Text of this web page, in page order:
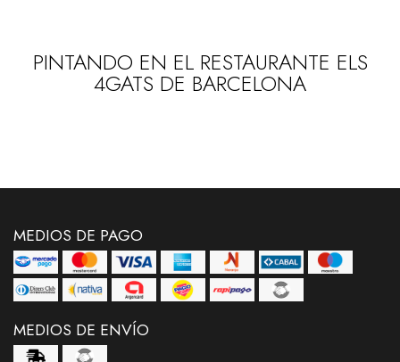
PINTANDO EN EL RESTAURANTE ELS
4GATS DE BARCELONA
MEDIOS DE PAGO
MEDIOS DE ENVÍO